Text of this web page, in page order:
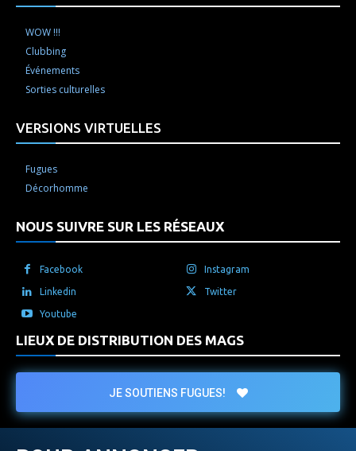
WOW !!!
Clubbing
Événements
Sorties culturelles
VERSIONS VIRTUELLES
Fugues
Décorhomme
NOUS SUIVRE SUR LES RÉSEAUX
Facebook Instagram
Linkedin Twitter
Youtube
LIEUX DE DISTRIBUTION DES MAGS
JE SOUTIENS FUGUES!